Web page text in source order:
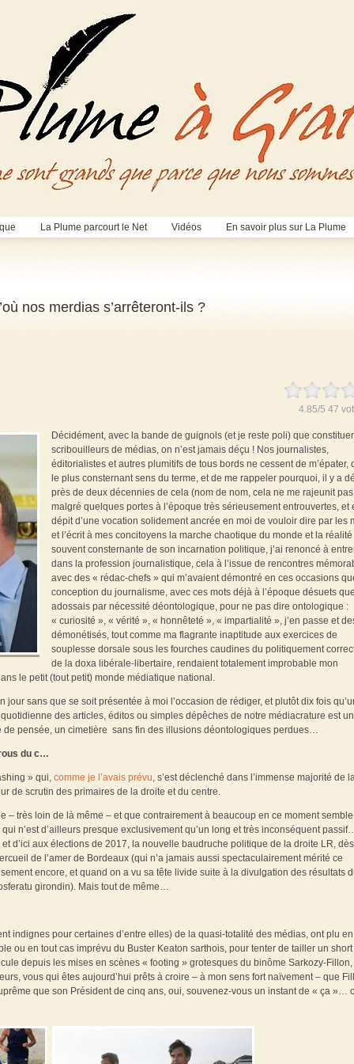
La Plume parcourt le Net Vidéos En savoir plus sur La Plume
nos merdias s’arrêteront-ils ?
4.85/5 47
Décidément, avec la bande de guignols (et je reste poli) que
scribouilleurs de médias, on n’est jamais déçu ! Nos journalistes,
éditorialistes et autres plumitifs de tous bords ne cessent de m’épater,
le plus consternant sens du terme, et de me rappeler pourquoi, il y a
près de deux décennies de cela (nom de nom, cela ne me rajeunit pas
malgré quelques portes à l’époque très sérieusement entrouvertes, et
dépit d’une vocation solidement ancrée en moi de vouloir dire par les
et l’écrit à mes concitoyens la marche chaotique du monde et la réalité
souvent consternante de son incarnation politique, j’ai renoncé à
dans la profession journalistique, cela à l’issue de rencontres
avec des « rédac-chefs » qui m’avaient démontré en ces occasions
conception du journalisme, avec ces mots déjà à l’époque désuets
adossais par nécessité déontologique, pour ne pas dire ontologique :
« curiosité », « vérité », « honnêteté », « impartialité », j’en passe et
démonétisés, tout comme ma flagrante inaptitude aux exercices de
souplesse dorsale sous les fourches caudines du politiquement
de la doxa libérale-libertaire, rendaient totalement improbable mon
le petit (tout petit) monde médiatique national.
jour sans que se soit présentée à moi l’occasion de rédiger, et plutôt dix fois
des articles, éditos ou simples dépêches de notre médiacrature est
de pensée, un cimetière sans fin des illusions déontologiques perdues…
du c…
» qui, comme je l’avais prévu, s’est déclenché dans l’immense majorité de
de scrutin des primaires de la droite et du centre.
– très loin de là même – et que contrairement à beaucoup en ce moment
n’est d’ailleurs presque exclusivement qu’un long et très inconséquent
d’ici aux élections de 2017, la nouvelle baudruche politique de la droite LR,
de l’amer de Bordeaux (qui n’a jamais aussi spectaculairement mérité ce
encore, et quand on a vu sa tête livide suite à la divulgation des résultats
girondin). Mais tout de même…
indignes pour certaines d’entre elles) de la quasi-totalité des médias, ont plu en
ou en tout cas imprévu du Buster Keaton sarthois, pour tenter de tailler un short
depuis les mises en scènes « footing » grotesques du binôme Sarkozy-
vous qui êtes aujourd’hui prêts à croire – à mon sens fort naïvement – que
que son Président de cinq ans, oui, souvenez-vous un instant de « ça »…